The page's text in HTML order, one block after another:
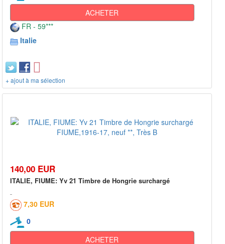
ACHETER
FR - 59***
Italie
+ ajout à ma sélection
140,00 EUR
ITALIE, FIUME: Yv 21 Timbre de Hongrie surchargé
7,30 EUR
0
ACHETER